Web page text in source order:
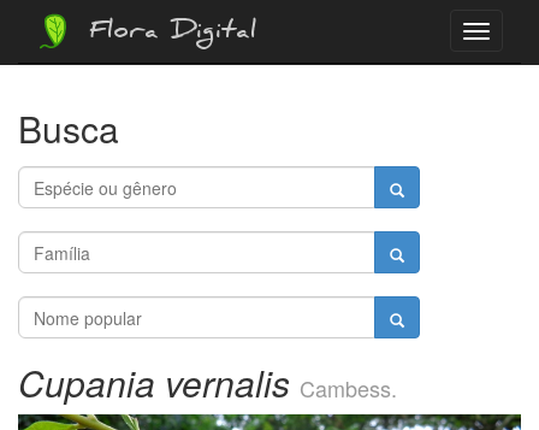
Menu
Flora Digital
Busca
Cupania vernalis Cambess.